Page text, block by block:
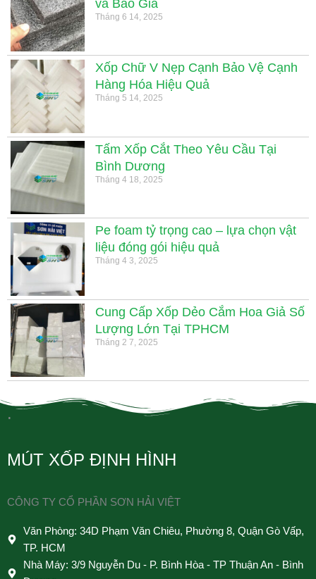
và Báo Giá
Tháng 6 14, 2025
Xốp Chữ V Nẹp Cạnh Bảo Vệ Cạnh
Hàng Hóa Hiệu Quả
Tháng 5 14, 2025
Tấm Xốp Cắt Theo Yêu Cầu Tại
Bình Dương
Tháng 4 18, 2025
Pe foam tỷ trọng cao – lựa chọn vật
liệu đóng gói hiệu quả
Tháng 4 3, 2025
Cung Cấp Xốp Dẻo Cắm Hoa Giả Số
Lượng Lớn Tại TPHCM
Tháng 2 7, 2025
.
MÚT XỐP ĐỊNH HÌNH
CÔNG TY CỔ PHẦN SƠN HẢI VIỆT
Văn Phòng: 34D Phạm Văn Chiêu, Phường 8, Quận Gò Vấp,
TP. HCM
Nhà Máy: 3/9 Nguyễn Du - P. Bình Hòa - TP Thuận An - Bình